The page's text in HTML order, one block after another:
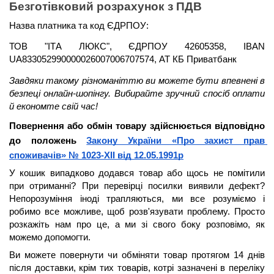
Безготівковий розрахунок з ПДВ
Назва платника та код ЄДРПОУ:
ТОВ "ІТА ЛЮКС", ЄДРПОУ 42605358, IBAN
UA833052990000026007006707574, АТ КБ Приватбанк
Завдяки такому різноманіттю ви можете бути впевнені в
безпеці онлайн-шопінгу. Вибирайте зручний спосіб оплати
й економте свій час!
Повернення або обмін товару здійснюється відповідно
до положень Закону України «Про захист прав
споживачів» № 1023-XII від 12.05.1991р
У кошик випадково додався товар або щось не помітили
при отриманні? При перевірці посилки виявили дефект?
Непорозуміння іноді трапляються, ми все розуміємо і
робимо все можливе, щоб розв'язувати проблему. Просто
розкажіть нам про це, а ми зі свого боку розповімо, як
можемо допомогти.
Ви можете повернути чи обміняти товар протягом 14 днів
після доставки, крім тих товарів, котрі зазначені в переліку